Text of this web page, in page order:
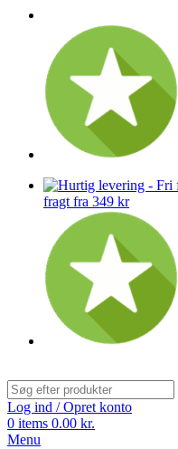
fragt fra 349 kr
Log ind / Opret konto
0 items 0.00 kr.
Menu